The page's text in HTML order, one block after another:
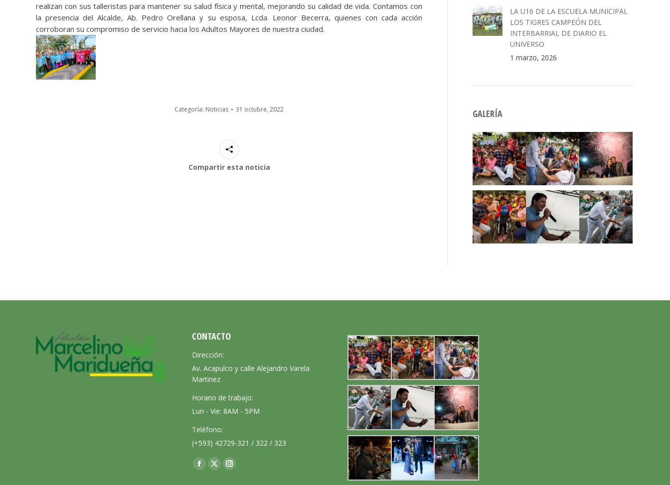
realizan con sus talleristas para mantener su salud física y mental, mejorando su calidad de vida. Contamos con
la presencia del Alcalde, Ab. Pedro Orellana y su esposa, Lcda. Leonor Becerra, quienes con cada acción
corroboran su compromiso de servicio hacia los Adultos Mayores de nuestra ciudad.
Categoría: Noticias 31 octubre, 2022
Compartir esta noticia
LA U16 DE LA ESCUELA MUNICIPAL
LOS TIGRES CAMPEÓN DEL
INTERBARRIAL DE DIARIO EL
UNIVERSO
1 marzo, 2026
GALERÍA
CONTACTO
Dirección:
Av. Acapulco y calle Alejandro Varela
Martinez
Horario de trabajo:
Lun - Vie: 8AM - 5PM
Teléfono:
(+593) 42729-321 / 322 / 323
Encuéntranos en:
Facebook
X
Instagram